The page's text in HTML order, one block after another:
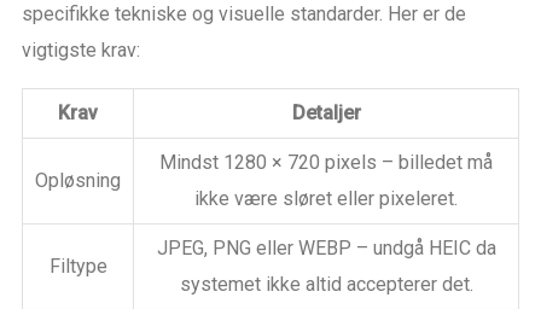
specifikke tekniske og visuelle standarder. Her er de
vigtigste krav:
Krav Detaljer
Opløsning
Mindst 1280 × 720 pixels – billedet må
ikke være sløret eller pixeleret.
Filtype
JPEG, PNG eller WEBP – undgå HEIC da
systemet ikke altid accepterer det.